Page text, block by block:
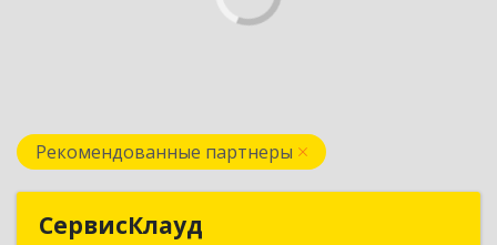
Рекомендованные партнеры
СервисКлауд